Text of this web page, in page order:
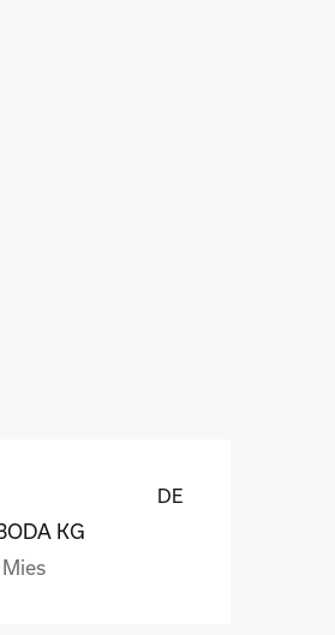
DE
KG
Mies